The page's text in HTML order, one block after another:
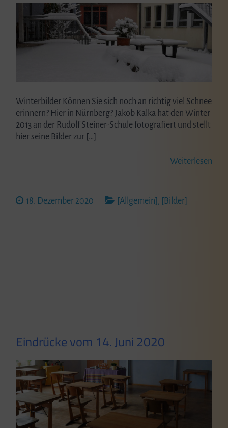
Winterbilder Können Sie sich noch an richtig viel Schnee
erinnern? Hier in Nürnberg? Jakob Kalka hat den Winter
2013 an der Rudolf Steiner-Schule fotografiert und stellt
hier seine Bilder zur […]
Weiterlesen
18. Dezember 2020 [Allgemein] , [Bilder]
Eindrücke vom 14. Juni 2020